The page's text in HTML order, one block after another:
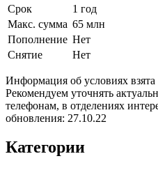
Срок
1 год
Макс. сумма 65 млн
Пополнение Нет
Снятие
Нет
Информация об условиях
Рекомендуем уточнять
телефонам, в отделениях
обновления: 27.10.22
Категории